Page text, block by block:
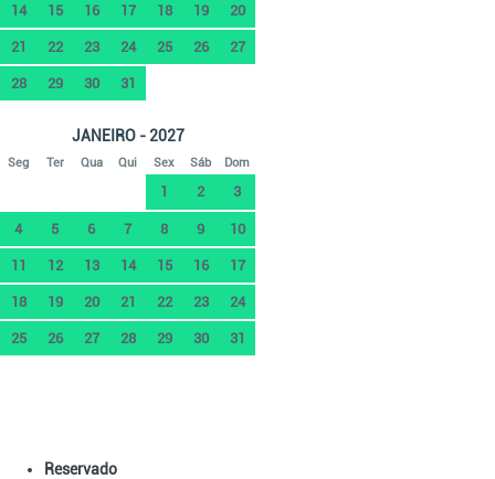
14 15 16 17 18 19 20
21 22 23 24 25 26 27
28 29 30 31
JANEIRO - 2027
Seg Ter Qua Qui Sex Sáb Dom
1 2 3
4 5 6 7 8 9 10
11 12 13 14 15 16 17
18 19 20 21 22 23 24
25 26 27 28 29 30 31
Reservado